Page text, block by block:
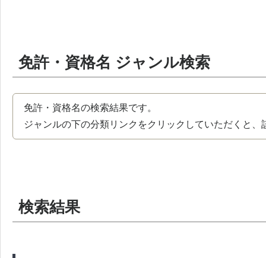
免許・資格名 ジャンル検索
免許・資格名の検索結果です。
ジャンルの下の分類リンクをクリックしていただくと
検索結果